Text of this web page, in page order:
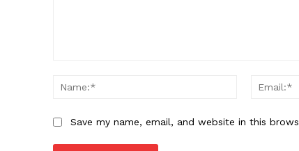
Name:*
Save my name, email, and website in this